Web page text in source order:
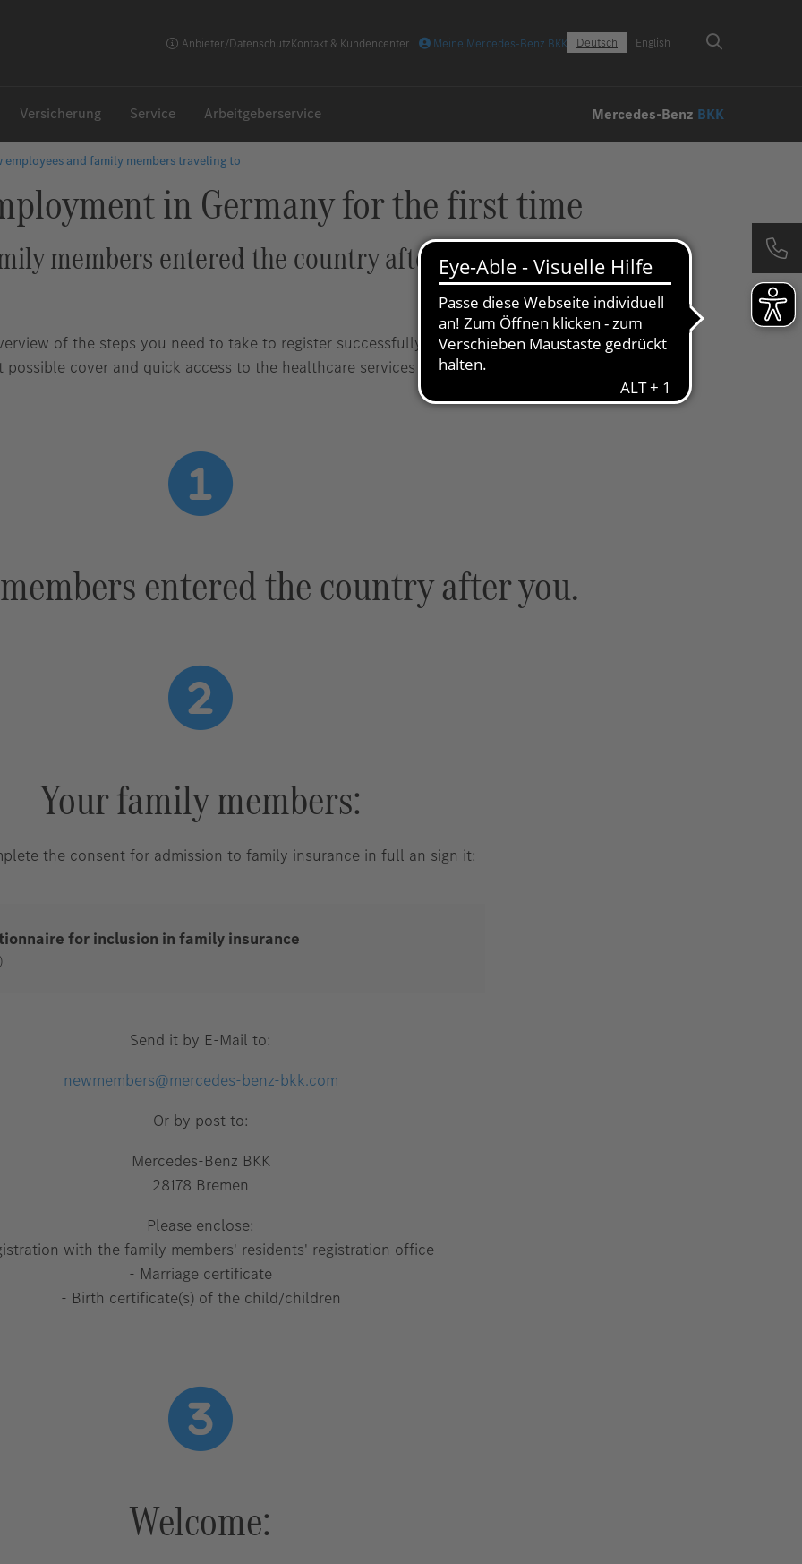
Anbieter/DatenschutzKontakt & Kundencenter Meine Mercedes-Benz BKK Deutsch English
Versicherung Service Arbeitgeberservice Mercedes-Benz BKK
employees and family members traveling to
in Germany for the first time
members entered the country after you
of the steps you need to take to register successfully. We want to make sure that
cover and quick access to the healthcare services you need.
entered the country after you.
Your family members:
the consent for admission to family insurance in full an sign it:
for inclusion in family insurance
Send it by E-Mail to:
newmembers@mercedes-benz-bkk.com
Or by post to:
Mercedes-Benz BKK
28178 Bremen
Please enclose:
with the family members' residents' registration office
- Marriage certificate
- Birth certificate(s) of the child/children
Welcome: